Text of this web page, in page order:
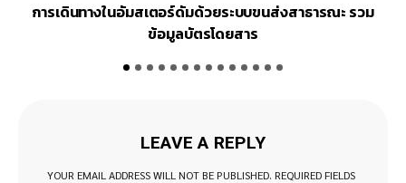
การเดินทางในอัมสเตอร์ดัมด้วยระบบขนส่งสาธารณะ รวม
ข้อมูลบัตรโดยสาร
LEAVE A REPLY
YOUR EMAIL ADDRESS WILL NOT BE PUBLISHED. REQUIRED FIELDS